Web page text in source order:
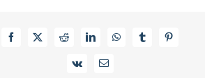
Facebook
X RedditLinkedInWhatsAppTumblrPinterest
Vk Email